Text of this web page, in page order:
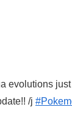
evolutions
/j